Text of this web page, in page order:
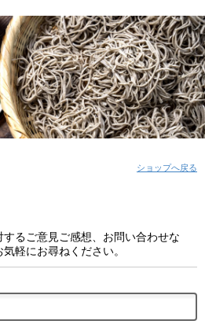
ショップへ戻る
るご意見ご感想、お問い合わせな
軽にお尋ねください。